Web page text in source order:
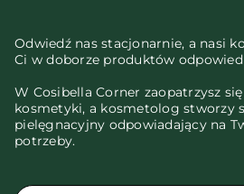
Odwiedź nas stacjonarnie, a nasi
Ci w doborze produktów
W Cosibella Corner zaopatrzysz
kosmetyki, a kosmetolog stworzy
pielęgnacyjny odpowiadający na
potrzeby.